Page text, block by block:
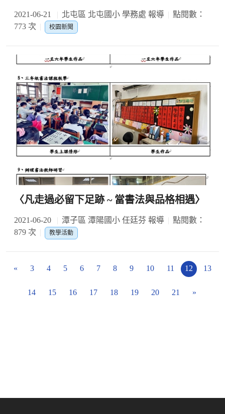
2021-06-21 北屯區 北屯國小 學務處 報導
點閱數：
773 次
校園新聞
〈凡走過必留下足跡 ~ 當書法與品格相遇〉
2021-06-20 潭子區 潭陽國小 任廷芬 報導
點閱數：
879 次
教學活動
« 3 4 5 6 7 8 9 10 11 12 13
14 15 16 17 18 19 20 21 »